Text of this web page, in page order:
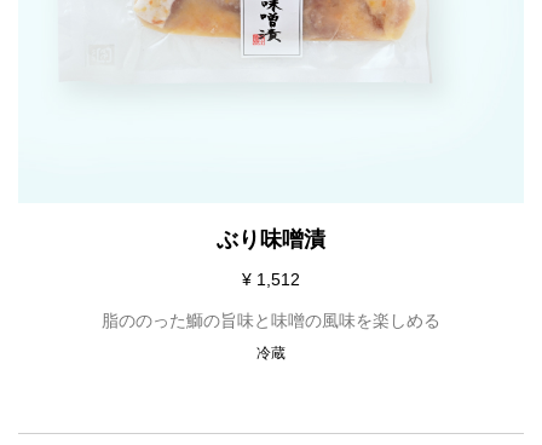
ぶり味噌漬
¥ 1,512
脂ののった鰤の旨味と味噌の風味を楽しめる
冷蔵